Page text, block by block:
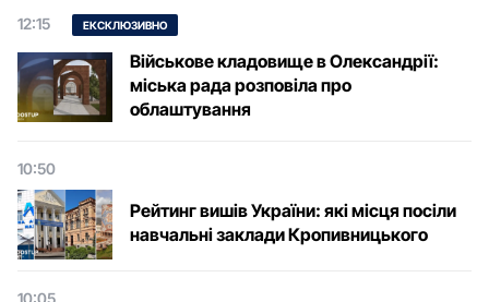
12:15 ЕКСКЛЮЗИВНО
Військове кладовище в Олександрії:
міська рада розповіла про
облаштування
10:50
Рейтинг вишів України: які місця посіли
навчальні заклади Кропивницького
10:05